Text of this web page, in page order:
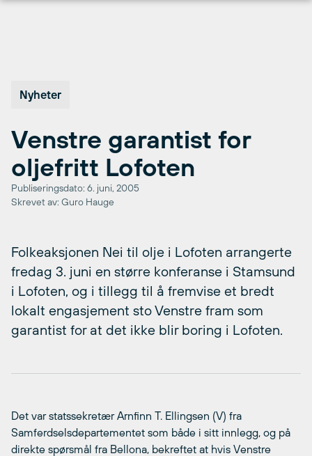
Nyheter
Venstre garantist for
oljefritt Lofoten
Publiseringsdato: 6. juni, 2005
Skrevet av: Guro Hauge
Folkeaksjonen Nei til olje i Lofoten arrangerte
fredag 3. juni en større konferanse i Stamsund
i Lofoten, og i tillegg til å fremvise et bredt
lokalt engasjement sto Venstre fram som
garantist for at det ikke blir boring i Lofoten.
Det var statssekretær Arnfinn T. Ellingsen (V) fra
Samferdselsdepartementet som både i sitt innlegg, og på
direkte spørsmål fra Bellona, bekreftet at hvis Venstre